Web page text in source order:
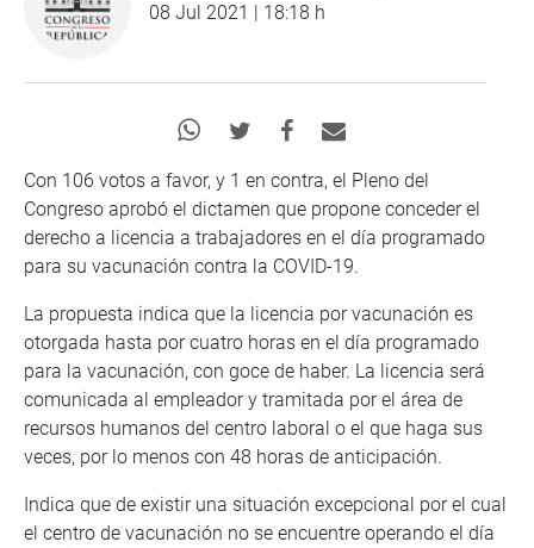
08 Jul 2021 | 18:18 h
Con 106 votos a favor, y 1 en contra, el Pleno del
Congreso aprobó el dictamen que propone conceder el
derecho a licencia a trabajadores en el día programado
para su vacunación contra la COVID-19.
La propuesta indica que la licencia por vacunación es
otorgada hasta por cuatro horas en el día programado
para la vacunación, con goce de haber. La licencia será
comunicada al empleador y tramitada por el área de
recursos humanos del centro laboral o el que haga sus
veces, por lo menos con 48 horas de anticipación.
Indica que de existir una situación excepcional por el cual
el centro de vacunación no se encuentre operando el día